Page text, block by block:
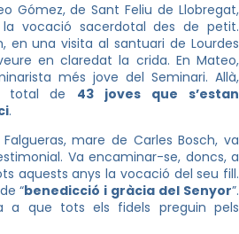
Gómez, de Sant Feliu de Llobregat,
vocació sacerdotal des de petit.
en una visita al santuari de Lourdes
en claredat la crida. En Mateo,
més jove del Seminari. Allà,
total de 43 joves que s’estan
.
mare de Carles Bosch, va
Va encaminar-se, doncs, a
aquests anys la vocació del seu fill.
“benedicció i gràcia del Senyor”.
a que tots els fidels preguin pels